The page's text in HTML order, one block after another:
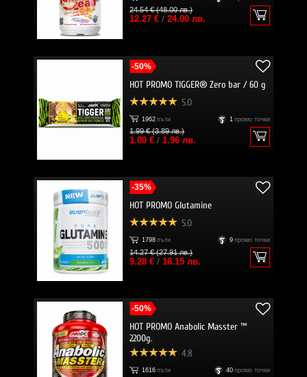
24.54 € (48.00 лв.)
12.27 €/ 24.00 лв.
-50%
HOT PROMO TIGGER® Zero bar / 60 g
5.0
1962 пъти 1 промо точки
1.99 € (3.89 лв.)
1.00 €/ 1.96 лв.
-35%
HOT PROMO Glutamine
5.0
1798 пъти 9 промо точки
14.27 € (27.91 лв.)
9.28 €/ 18.15 лв.
-50%
HOT PROMO Anabolic Masster ™
2200g.
4.8
1616 пъти 40 промо точки